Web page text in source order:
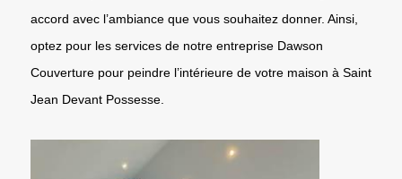
accord avec l’ambiance que vous souhaitez donner. Ainsi,
optez pour les services de notre entreprise Dawson
Couverture pour peindre l’intérieure de votre maison à Saint
Jean Devant Possesse.